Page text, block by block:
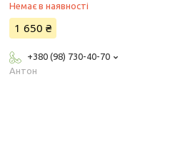
Немає в наявності
1 650 ₴
+380 (98) 730-40-70
Антон